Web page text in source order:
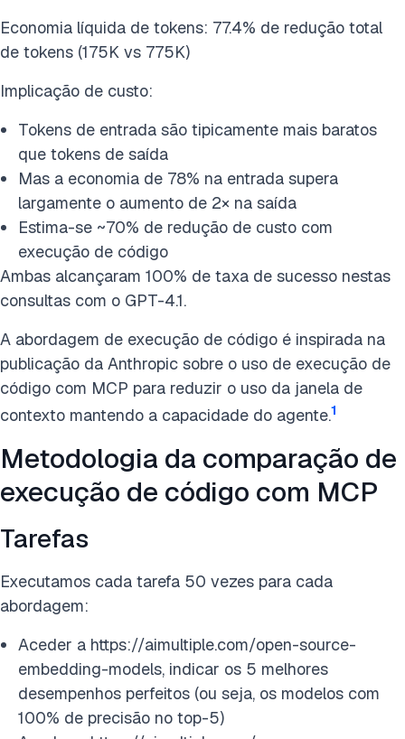
Economia líquida de tokens: 77.4% de redução total
de tokens (175K vs 775K)
Implicação de custo:
Tokens de entrada são tipicamente mais baratos
que tokens de saída
Mas a economia de 78% na entrada supera
largamente o aumento de 2× na saída
Estima-se ~70% de redução de custo com
execução de código
Ambas alcançaram 100% de taxa de sucesso nestas
consultas com o GPT-4.1.
A abordagem de execução de código é inspirada na
publicação da Anthropic sobre o uso de execução de
código com MCP para reduzir o uso da janela de
contexto mantendo a capacidade do agente.1
Metodologia da comparação de
execução de código com MCP
Tarefas
Executamos cada tarefa 50 vezes para cada
abordagem:
Aceder a https://aimultiple.com/open-source-
embedding-models, indicar os 5 melhores
desempenhos perfeitos (ou seja, os modelos com
100% de precisão no top-5)